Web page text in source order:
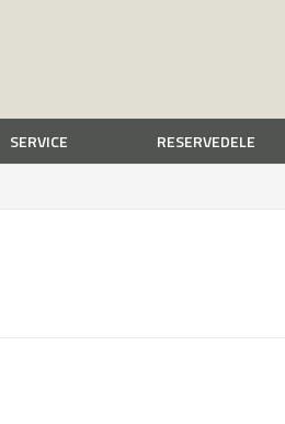
SERVICE RESERVEDELE